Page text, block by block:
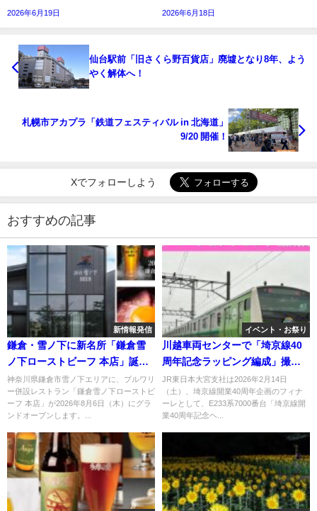
2026年6月19日 2026年6月18日
仙台駅前「旧さくら野百貨店」廃墟となり8年、よう
やく解体へ！
札幌市アカプラ「鉄道フェスティバル in 北海道」
9/20 開催！
Xでフォローしよう
おすすめの記事
新情報発信
鎌倉・雪ノ下に新名所「鎌倉雪
ノ下ローストビーフ 本店」誕
生！8月6日
神奈川県鎌倉市雪ノ下エリアに、ブルワリ
ー併設レストラン「鎌倉雪ノ下ローストビ
ーフ 本店」が2026年8月6日（木）にグラ
ンドオープンします。...
イベント・お祭り
川越車両センターで「埼京線40
周年記念ラッピング編成」撮影
会！2/14日
JR東日本大宮支社は2026年2月14日
（土）、埼京線開業40周年企画のフィナ
ーレとして、E233系7000番台「埼京線開
業40周年記念ヘ...